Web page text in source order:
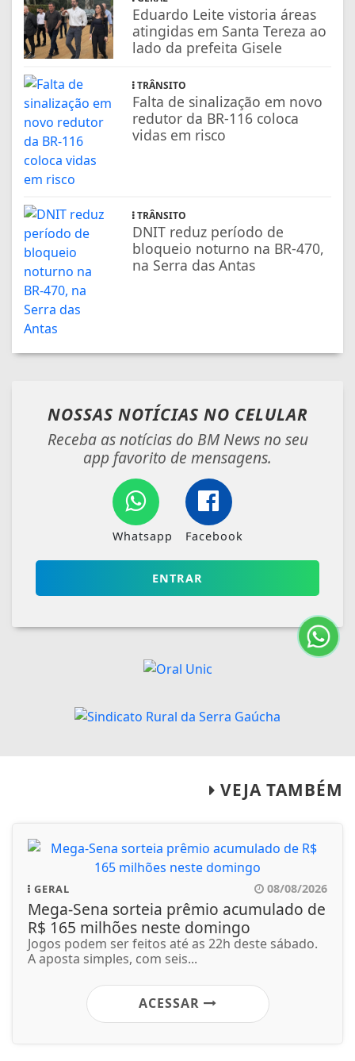
Eduardo Leite vistoria áreas
atingidas em Santa Tereza ao
lado da prefeita Gisele
TRÂNSITO
Falta de sinalização em novo
redutor da BR-116 coloca
vidas em risco
TRÂNSITO
DNIT reduz período de
bloqueio noturno na BR-470,
na Serra das Antas
NOSSAS NOTÍCIAS NO CELULAR
Receba as notícias do BM News no seu
app favorito de mensagens.
Whatsapp Facebook
ENTRAR
VEJA TAMBÉM
GERAL 08/08/2026
Mega-Sena sorteia prêmio acumulado de
R$ 165 milhões neste domingo
Jogos podem ser feitos até as 22h deste sábado.
A aposta simples, com seis...
ACESSAR